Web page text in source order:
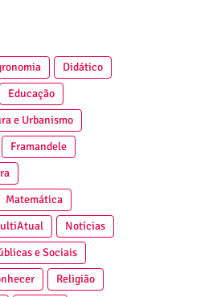
Didático
Educação
e Urbanismo
Framandele
Matemática
Notícias
e Sociais
Religião